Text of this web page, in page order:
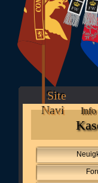
Site
Navi